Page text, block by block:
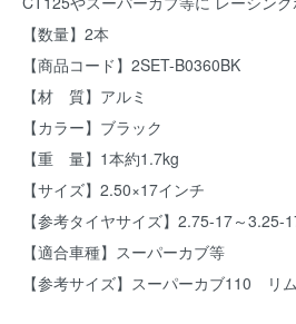
【数量】2本
【商品コード】2SET-B0360BK
【材 質】アルミ
【カラー】ブラック
【重 量】1本約1.7kg
【サイズ】2.50×17インチ
【参考タイヤサイズ】2.75-17～
【適合車種】スーパーカブ等
【参考サイズ】スーパーカブ110